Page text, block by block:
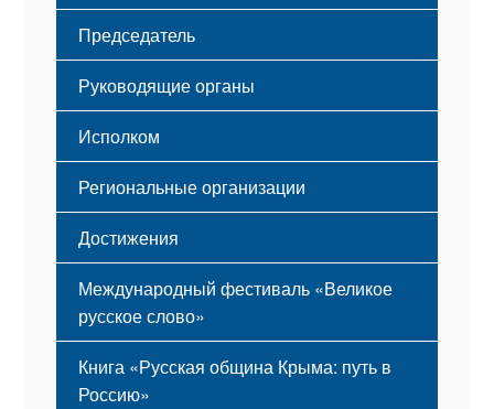
Структура
Мероприятия
Флаг
Герб
Гимн
Председатель
Руководящие органы
Исполком
Региональные организации
Достижения
Международный фестиваль «Великое
русское слово»
Книга «Русская община Крыма: путь в
Россию»